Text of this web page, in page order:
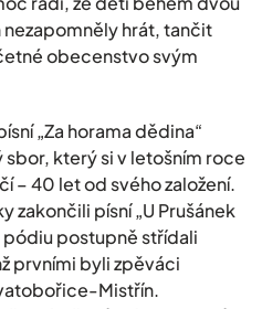
hrát, tančit
obecenstvo svým
„Za horama dědina“
který si v letošním roce
– 40 let od svého založení.
zakončili písní „U Prušánek
pódiu postupně střídali
prvními byli zpěváci
Mistřín.